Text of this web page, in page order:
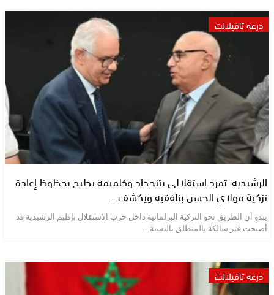
درعة تافيلالت
الرشيدية: تمرد استقلالي بتنجداد وكلميمة يطيح بحظوظ إعادة
تزكية مولاي الحسن بنلفقيه ويكشف…
يبدو أن الطريق نحو التزكية البرلمانية داخل حزب الاستقلال بإقليم الرشيدية قد
أصبحت غير سالكة بالمنطلق بالنسبة…
درعة تافيلالت